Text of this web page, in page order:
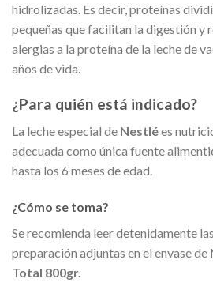
hidrolizadas. Es decir, proteínas
pequeñas que facilitan la digestión y
alergias a la proteína de la leche de
años de vida.
¿Para quién está indicado?
La leche especial de Nestlées
adecuada como única fuente
hasta los 6 meses de edad.
¿Cómo se toma?
Se recomienda leer detenidamente
preparación adjuntas en el envase de
Total 800gr.